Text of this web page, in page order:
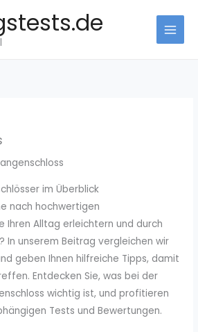
im Überblick
nach hochwertigen
Ihren Alltag erleichtern und durch
In unserem Beitrag vergleichen wir
geben Ihnen hilfreiche Tipps, damit
Entdecken Sie, was bei der
wichtig ist, und profitieren
Tests und Bewertungen.